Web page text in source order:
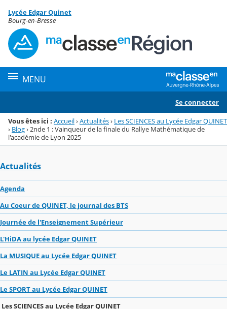
Menu de la rubrique
Contenu
Lycée Edgar Quinet
Bourg-en-Bresse
MENU
Se connecter
Vous êtes ici : Accueil›Actualités› Les SCIENCES au Lycée Edgar QUINET
› Blog› 2nde 1 : Vainqueur de la finale du Rallye Mathématique de
l'académie de Lyon 2025
Actualités
Agenda
Au Coeur de QUINET, le journal des BTS
Journée de l'Enseignement Supérieur
L'HiDA au lycée Edgar QUINET
La MUSIQUE au Lycée Edgar QUINET
Le LATIN au Lycée Edgar QUINET
Le SPORT au Lycée Edgar QUINET
Les SCIENCES au Lycée Edgar QUINET